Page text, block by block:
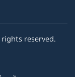
reserved.